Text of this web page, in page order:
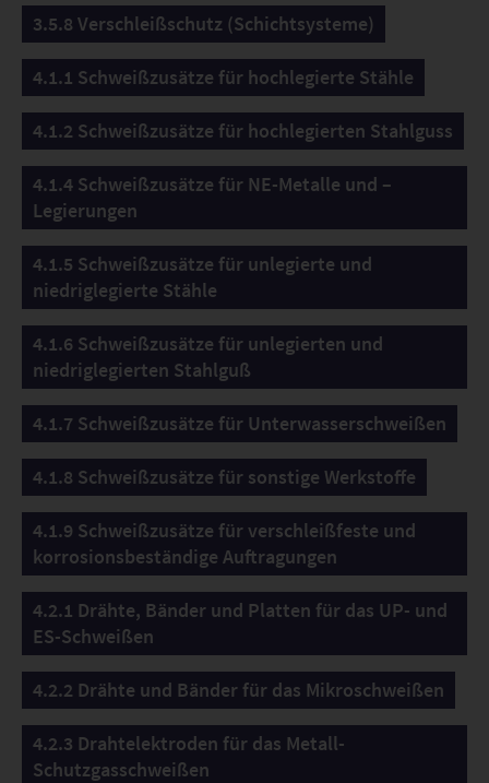
3.5.8 Verschleißschutz (Schichtsysteme)
4.1.1 Schweißzusätze für hochlegierte Stähle
4.1.2 Schweißzusätze für hochlegierten Stahlguss
4.1.4 Schweißzusätze für NE-Metalle und –
Legierungen
4.1.5 Schweißzusätze für unlegierte und
niedriglegierte Stähle
4.1.6 Schweißzusätze für unlegierten und
niedriglegierten Stahlguß
4.1.7 Schweißzusätze für Unterwasserschweißen
4.1.8 Schweißzusätze für sonstige Werkstoffe
4.1.9 Schweißzusätze für verschleißfeste und
korrosionsbeständige Auftragungen
4.2.1 Drähte, Bänder und Platten für das UP- und
ES-Schweißen
4.2.2 Drähte und Bänder für das Mikroschweißen
4.2.3 Drahtelektroden für das Metall-
Schutzgasschweißen